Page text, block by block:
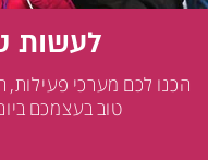
לעשות
הכנו לכם מערכי פעילות,
טוב בעצמכם